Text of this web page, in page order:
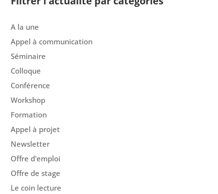
A la une
Appel à communication
Séminaire
Colloque
Conférence
Workshop
Formation
Appel à projet
Newsletter
Offre d'emploi
Offre de stage
Le coin lecture